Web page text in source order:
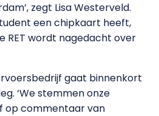
zegt Lisa Westerveld.
een chipkaart heeft,
RET wordt nagedacht over
gaat binnenkort
‘We stemmen onze
op commentaar van